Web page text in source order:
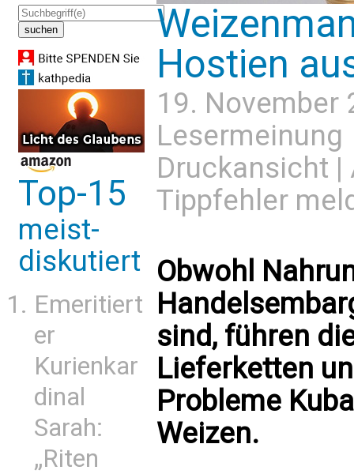
Top-15
meist-
diskutiert
Emeritiert
er
Kurienkar
dinal
Sarah:
„Riten
Hostien
19. November
Lesermeinung
Druckansicht |
Tippfehler
Obwohl
sind, führen
Lieferketten
Probleme
Weizen.